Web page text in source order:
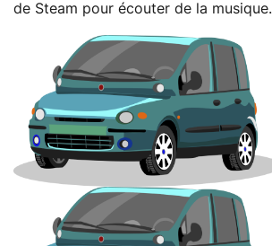
de Steam pour écouter de la musique.